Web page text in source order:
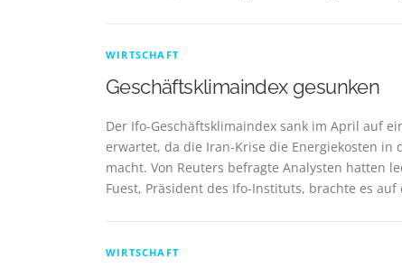
WIRTSCHAFT
Geschäftsklimaindex gesunken
Der Ifo-Geschäftsklimaindex sank im April auf
erwartet, da die Iran-Krise die Energiekosten
macht. Von Reuters befragte Analysten hatten
Fuest, Präsident des Ifo-Instituts, brachte es
WIRTSCHAFT